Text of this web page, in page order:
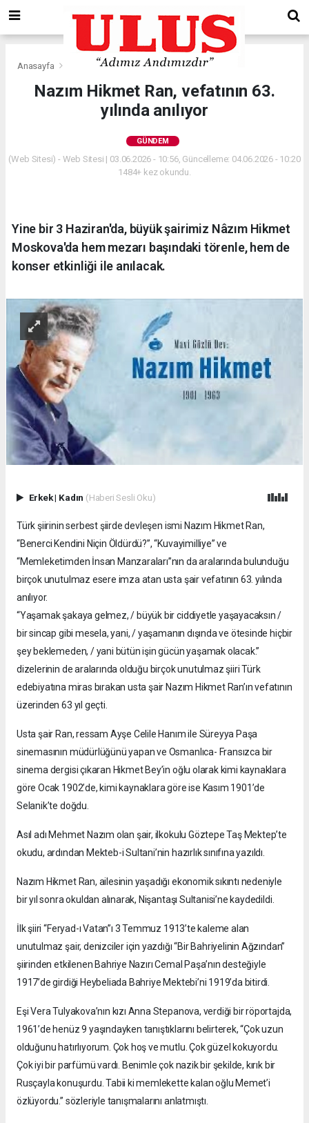
Anasayfa Gündem
Nazım Hikmet Ran, vefatının 63.
yılında anılıyor
GÜNDEM
(Web Sitesi) - Web Sitesi | 03.06.2026 - 10:56, Güncelleme: 04.06.2026 - 10:20
1484+ kez okundu.
Yine bir 3 Haziran'da, büyük şairimiz Nâzım Hikmet
Moskova'da hem mezarı başındaki törenle, hem de
konser etkinliği ile anılacak.
Erkek| Kadın (Haberi Sesli Oku)
Türk şiirinin serbest şiirde devleşen ismi Nazım Hikmet Ran,
“Benerci Kendini Niçin Öldürdü?”, “Kuvayimilliye” ve
“Memleketimden İnsan Manzaraları”nın da aralarında bulunduğu
birçok unutulmaz esere imza atan usta şair vefatının 63. yılında
anılıyor.
“Yaşamak şakaya gelmez, / büyük bir ciddiyetle yaşayacaksın /
bir sincap gibi mesela, yani, / yaşamanın dışında ve ötesinde hiçbir
şey beklemeden, / yani bütün işin gücün yaşamak olacak.”
dizelerinin de aralarında olduğu birçok unutulmaz şiiri Türk
edebiyatına miras bırakan usta şair Nazım Hikmet Ran’ın vefatının
üzerinden 63 yıl geçti.
Usta şair Ran, ressam Ayşe Celile Hanım ile Süreyya Paşa
sinemasının müdürlüğünü yapan ve Osmanlıca- Fransızca bir
sinema dergisi çıkaran Hikmet Bey’in oğlu olarak kimi kaynaklara
göre Ocak 1902’de, kimi kaynaklara göre ise Kasım 1901’de
Selanik’te doğdu.
Asıl adı Mehmet Nazım olan şair, ilkokulu Göztepe Taş Mektep’te
okudu, ardından Mekteb-i Sultani’nin hazırlık sınıfına yazıldı.
Nazım Hikmet Ran, ailesinin yaşadığı ekonomik sıkıntı nedeniyle
bir yıl sonra okuldan alınarak, Nişantaşı Sultanisi’ne kaydedildi.
İlk şiiri “Feryad-ı Vatan”ı 3 Temmuz 1913’te kaleme alan
unutulmaz şair, denizciler için yazdığı “Bir Bahriyelinin Ağzından”
şiirinden etkilenen Bahriye Nazırı Cemal Paşa’nın desteğiyle
1917’de girdiği Heybeliada Bahriye Mektebi’ni 1919’da bitirdi.
Eşi Vera Tulyakova’nın kızı Anna Stepanova, verdiği bir röportajda,
1961’de henüz 9 yaşındayken tanıştıklarını belirterek, “Çok uzun
olduğunu hatırlıyorum. Çok hoş ve mutlu. Çok güzel kokuyordu.
Çok iyi bir parfümü vardı. Benimle çok nazik bir şekilde, kırık bir
Rusçayla konuşurdu. Tabii ki memlekette kalan oğlu Memet’i
özlüyordu.” sözleriyle tanışmalarını anlatmıştı.